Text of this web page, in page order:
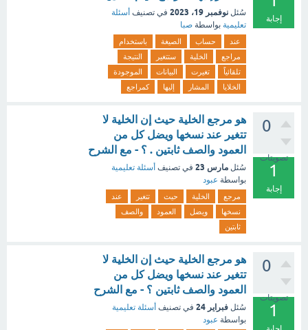
إجابة
سُئل نوفمبر 19، 2023 في تصنيف أسئلة
تعليمية بواسطة صبا
عند حساب الصيغة
باستخدام
مراجع
الخلية ستتغير
النتيجة
تلقائياً
تغيرت البيانات
الموجودة
الخلايا
المشار إليها كمراجع
0
تصويتات
1
إجابة
هو مرجع الخلية حيث إن الخلية لا
تتغير عند نسخها ويضل كل من
العمود والصف ثابتين . ؟ - مع الشرح
سُئل مارس 23 في تصنيف أسئلة تعليمية
بواسطة عبود
مرجع الخلية حيث تتغير
عند
نسخها
ويضل العمود
والصف
ثابتين
0
تصويتات
1
هو مرجع الخلية حيث إن الخلية لا
تتغير عند نسخها ويضل كل من
العمود والصف ثابتين ؟ - مع الشرح
سُئل فبراير 24 في تصنيف أسئلة تعليمية
بواسطة عبود